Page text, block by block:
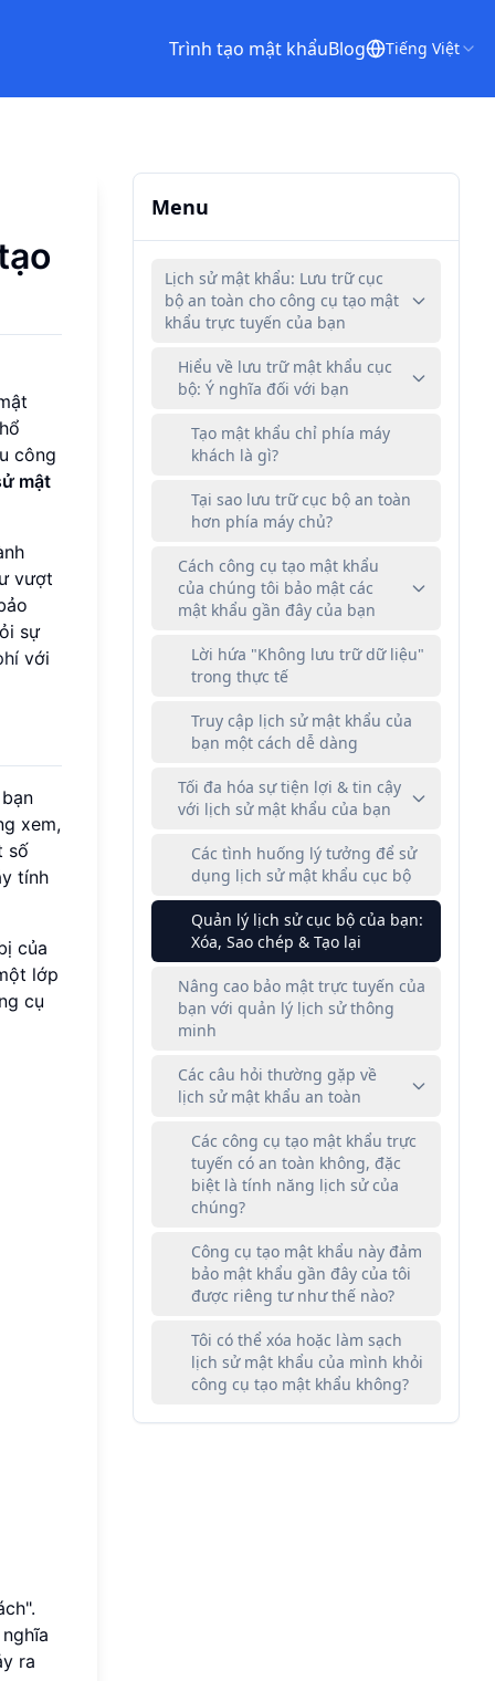
Trình tạo mật khẩuBlog Tiếng Việt
công
mật
vượt
sự
với
xem,
số
tính
của
lớp
cụ
ra
Menu
Lịch sử mật khẩu: Lưu trữ cục
bộ an toàn cho công cụ tạo mật
khẩu trực tuyến của bạn
Hiểu về lưu trữ mật khẩu cục
bộ: Ý nghĩa đối với bạn
Tạo mật khẩu chỉ phía máy
khách là gì?
Tại sao lưu trữ cục bộ an toàn
hơn phía máy chủ?
Cách công cụ tạo mật khẩu
của chúng tôi bảo mật các
mật khẩu gần đây của bạn
Lời hứa "Không lưu trữ dữ liệu"
trong thực tế
Truy cập lịch sử mật khẩu của
bạn một cách dễ dàng
Tối đa hóa sự tiện lợi & tin cậy
với lịch sử mật khẩu của bạn
Các tình huống lý tưởng để sử
dụng lịch sử mật khẩu cục bộ
Quản lý lịch sử cục bộ của bạn:
Xóa, Sao chép & Tạo lại
Nâng cao bảo mật trực tuyến của
bạn với quản lý lịch sử thông
minh
Các câu hỏi thường gặp về
lịch sử mật khẩu an toàn
Các công cụ tạo mật khẩu trực
tuyến có an toàn không, đặc
biệt là tính năng lịch sử của
chúng?
Công cụ tạo mật khẩu này đảm
bảo mật khẩu gần đây của tôi
được riêng tư như thế nào?
Tôi có thể xóa hoặc làm sạch
lịch sử mật khẩu của mình khỏi
công cụ tạo mật khẩu không?